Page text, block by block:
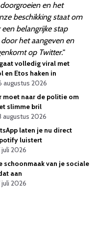
en het
beschikking staat om
belangrijke stap
het aangeven en
op Twitter."
volledig viral met
en Etos haken in
augustus 2026
moet naar de politie om
slimme bril
augustus 2026
laten je nu direct
luistert
juli 2026
schoonmaak van je sociale
aan
juli 2026